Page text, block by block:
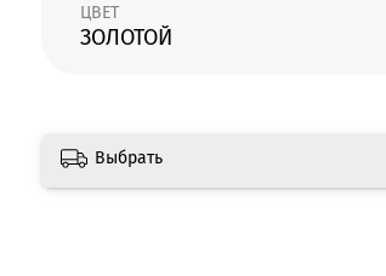
ЦВЕТ
ЗОЛОТОЙ
Выбрать